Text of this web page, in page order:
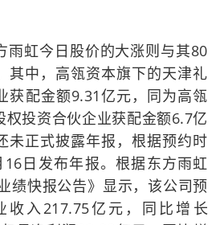
雨虹今日股价的大涨则与其80
其中，高瓴资本旗下的天津礼
获配金额9.31亿元，同为高瓴
权投资合伙企业获配金额6.7亿
未正式披露年报，根据预约时
日发布年报。根据东方雨虹
绩快报公告》显示，该公司预
收入217.75亿元，同比增长